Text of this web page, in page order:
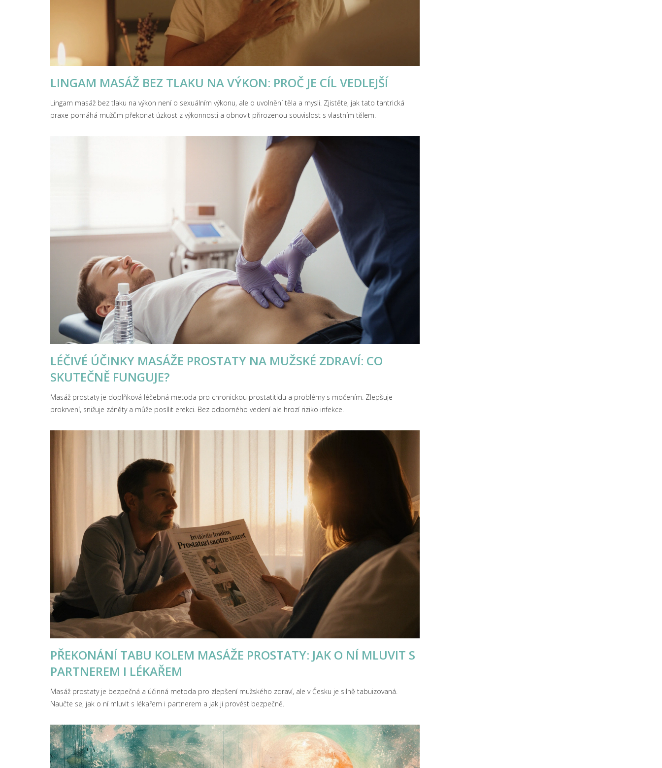
LINGAM MASÁŽ BEZ TLAKU NA VÝKON: PROČ JE CÍL VEDLEJŠÍ
Lingam masáž bez tlaku na výkon není o sexuálním výkonu, ale o uvolnění těla a mysli. Zjistěte, jak tato tantrická
praxe pomáhá mužům překonat úzkost z výkonnosti a obnovit přirozenou souvislost s vlastním tělem.
LÉČIVÉ ÚČINKY MASÁŽE PROSTATY NA MUŽSKÉ ZDRAVÍ: CO
SKUTEČNĚ FUNGUJE?
Masáž prostaty je doplňková léčebná metoda pro chronickou prostatitidu a problémy s močením. Zlepšuje
prokrvení, snižuje záněty a může posílit erekci. Bez odborného vedení ale hrozí riziko infekce.
PŘEKONÁNÍ TABU KOLEM MASÁŽE PROSTATY: JAK O NÍ MLUVIT S
PARTNEREM I LÉKAŘEM
Masáž prostaty je bezpečná a účinná metoda pro zlepšení mužského zdraví, ale v Česku je silně tabuizovaná.
Naučte se, jak o ní mluvit s lékařem i partnerem a jak ji provést bezpečně.